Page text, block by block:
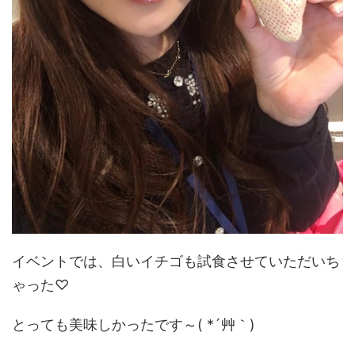
イベントでは、白いイチゴも試食させていただいち
ゃった♡
とっても美味しかったです～( *´艸｀)